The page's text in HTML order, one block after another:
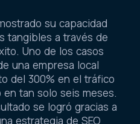
su capacidad
tangibles a través de
Uno de los casos
una empresa local
del 300% en el tráfico
tan solo seis meses.
se logró gracias a
estrategia de SEO